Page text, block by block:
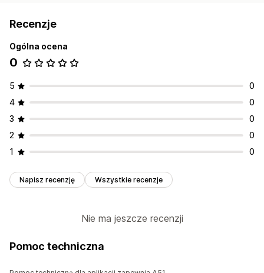
Recenzje
Ogólna ocena
0
5
0
4
0
3
0
2
0
1
0
Napisz recenzję Wszystkie recenzje
Nie ma jeszcze recenzji
Pomoc techniczna